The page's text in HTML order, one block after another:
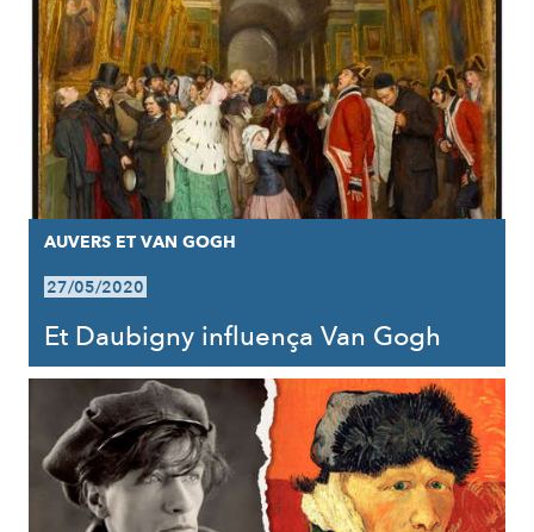
AUVERS ET VAN GOGH
27/05/2020
Et Daubigny influença Van Gogh